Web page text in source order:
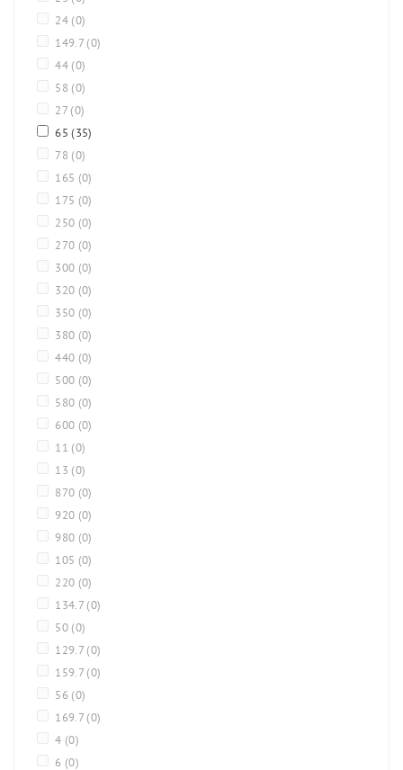
24 (0)
149.7 (0)
44 (0)
58 (0)
27 (0)
65(35)
78 (0)
165 (0)
175 (0)
250 (0)
270 (0)
300 (0)
320 (0)
350 (0)
380 (0)
440 (0)
500 (0)
580 (0)
600 (0)
11 (0)
13 (0)
870 (0)
920 (0)
980 (0)
105 (0)
220 (0)
134.7 (0)
50 (0)
129.7 (0)
159.7 (0)
56 (0)
169.7 (0)
4 (0)
6 (0)